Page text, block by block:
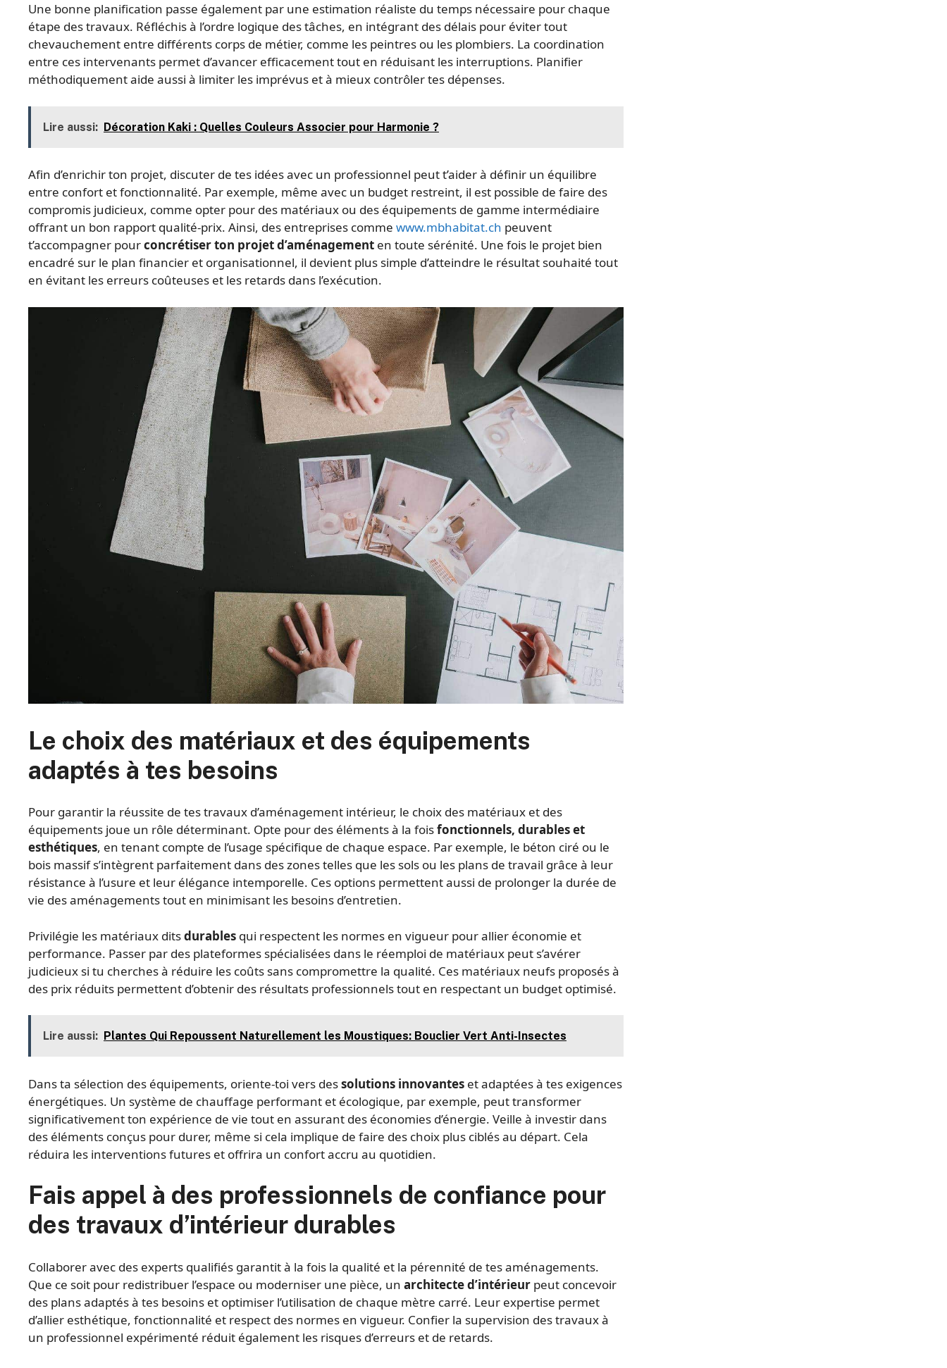
Une bonne planification passe également par une estimation réaliste du temps nécessaire pour chaque
étape des travaux. Réfléchis à l’ordre logique des tâches, en intégrant des délais pour éviter tout
chevauchement entre différents corps de métier, comme les peintres ou les plombiers. La coordination
entre ces intervenants permet d’avancer efficacement tout en réduisant les interruptions. Planifier
méthodiquement aide aussi à limiter les imprévus et à mieux contrôler tes dépenses.
Lire aussi: Décoration Kaki : Quelles Couleurs Associer pour Harmonie ?
Afin d’enrichir ton projet, discuter de tes idées avec un professionnel peut t’aider à définir un équilibre
entre confort et fonctionnalité. Par exemple, même avec un budget restreint, il est possible de faire des
compromis judicieux, comme opter pour des matériaux ou des équipements de gamme intermédiaire
offrant un bon rapport qualité-prix. Ainsi, des entreprises comme www.mbhabitat.ch peuvent
t’accompagner pourconcrétiser ton projet d’aménagement en toute sérénité. Une fois le projet bien
encadré sur le plan financier et organisationnel, il devient plus simple d’atteindre le résultat souhaité tout
en évitant les erreurs coûteuses et les retards dans l’exécution.
Le choix des matériaux et des équipements
adaptés à tes besoins
Pour garantir la réussite de tes travaux d’aménagement intérieur, le choix des matériaux et des
équipements joue un rôle déterminant. Opte pour des éléments à la foisfonctionnels, durables et
esthétiques, en tenant compte de l’usage spécifique de chaque espace. Par exemple, le béton ciré ou le
bois massif s’intègrent parfaitement dans des zones telles que les sols ou les plans de travail grâce à leur
résistance à l’usure et leur élégance intemporelle. Ces options permettent aussi de prolonger la durée de
vie des aménagements tout en minimisant les besoins d’entretien.
Privilégie les matériaux ditsdurables qui respectent les normes en vigueur pour allier économie et
performance. Passer par des plateformes spécialisées dans le réemploi de matériaux peut s’avérer
judicieux si tu cherches à réduire les coûts sans compromettre la qualité. Ces matériaux neufs proposés à
des prix réduits permettent d’obtenir des résultats professionnels tout en respectant un budget optimisé.
Lire aussi: Plantes Qui Repoussent Naturellement les Moustiques: Bouclier Vert Anti-Insectes
Dans ta sélection des équipements, oriente-toi vers dessolutions innovantes et adaptées à tes exigences
énergétiques. Un système de chauffage performant et écologique, par exemple, peut transformer
significativement ton expérience de vie tout en assurant des économies d’énergie. Veille à investir dans
des éléments conçus pour durer, même si cela implique de faire des choix plus ciblés au départ. Cela
réduira les interventions futures et offrira un confort accru au quotidien.
Fais appel à des professionnels de confiance pour
des travaux d’intérieur durables
Collaborer avec des experts qualifiés garantit à la fois la qualité et la pérennité de tes aménagements.
Que ce soit pour redistribuer l’espace ou moderniser une pièce, un architecte d’intérieur peut concevoir
des plans adaptés à tes besoins et optimiser l’utilisation de chaque mètre carré. Leur expertise permet
d’allier esthétique, fonctionnalité et respect des normes en vigueur. Confier la supervision des travaux à
un professionnel expérimenté réduit également les risques d’erreurs et de retards.